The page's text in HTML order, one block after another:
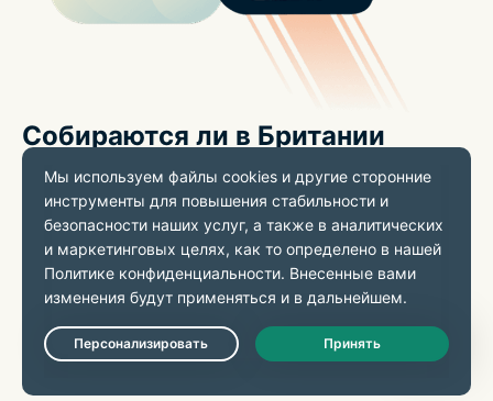
Собираются ли в Британии
запретить VPN?
В Британии нет запрета на VPN и нет планов его
ввести. Недавние обсуждения вопросов онлайн-
безопасности и необходимости подтверждения
возраста вызвали определенные вопросы об
использовании VPN, однако само использование
VPN пока законотворцами не обсуждается.
Live Chat